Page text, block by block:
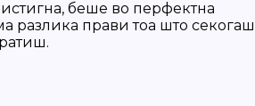
беше во перфектна
разлика прави тоа што секогаш